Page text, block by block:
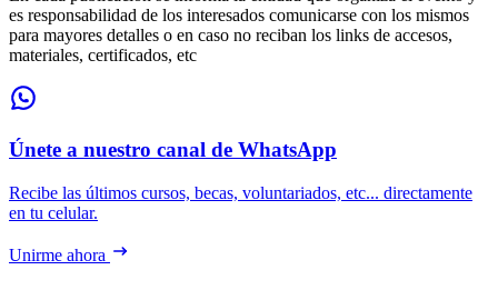
es responsabilidad de los interesados comunicarse con los mismos
para mayores detalles o en caso no reciban los links de accesos,
materiales, certificados, etc
Únete a nuestro canal de WhatsApp
Recibe las últimos cursos, becas, voluntariados, etc... directamente
en tu celular.
Unirme ahora